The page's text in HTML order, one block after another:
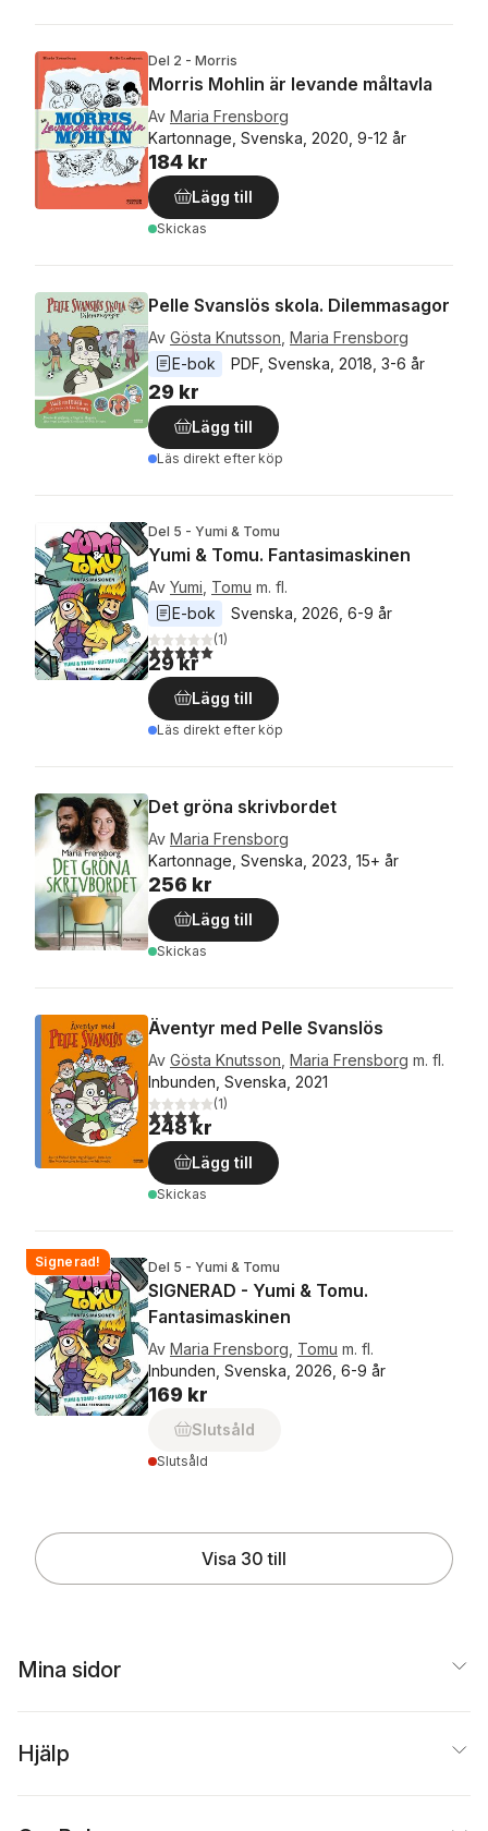
Del 2 - Morris
Morris Mohlin är levande måltavla
Av Maria Frensborg
Kartonnage, Svenska, 2020, 9-12 år
184 kr
Lägg till
Skickas
Pelle Svanslös skola. Dilemmasagor
Av Gösta Knutsson Maria Frensborg
E-bok
PDF Svenska 2018 3-6 år
29 kr
Lägg till
Läs direkt efter köp
Del 5 - Yumi & Tomu
Yumi & Tomu. Fantasimaskinen
Av Yumi Tomu m. fl.
E-bok
Svenska 2026 6-9 år
5,0utav 5 stjärnor. Totalt antal röster:
(1)
29 kr
Lägg till
Läs direkt efter köp
Det gröna skrivbordet
Av Maria Frensborg
Kartonnage, Svenska, 2023, 15+ år
256 kr
Lägg till
Skickas
Äventyr med Pelle Svanslös
Av Gösta Knutsson Maria Frensborg m. fl.
Inbunden, Svenska, 2021
4,0utav 5 stjärnor. Totalt antal röster:
(1)
248 kr
Lägg till
Skickas
Signerad! Del 5 - Yumi & Tomu
SIGNERAD - Yumi & Tomu.
Fantasimaskinen
Av Maria Frensborg Tomu m. fl.
Inbunden, Svenska, 2026, 6-9 år
169 kr
Slutsåld
Slutsåld
Visa 30 till
Mina sidor
Hjälp